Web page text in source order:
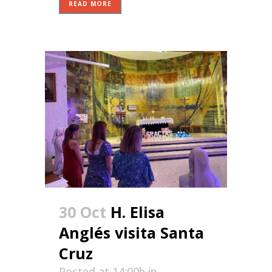
READ MORE
30 Oct H. Elisa
Anglés visita Santa
Cruz